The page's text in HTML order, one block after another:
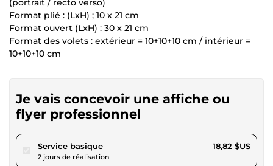
(portrait / recto verso)
Format plié : (LxH) ; 10 x 21 cm
Format ouvert (LxH) : 30 x 21 cm
Format des volets : extérieur = 10+10+10 cm / intérieur =
10+10+10 cm
Je vais concevoir une affiche ou
flyer professionnel
Service basiquepour 17,34 $US
2 jours de réalisation
18,82 $US